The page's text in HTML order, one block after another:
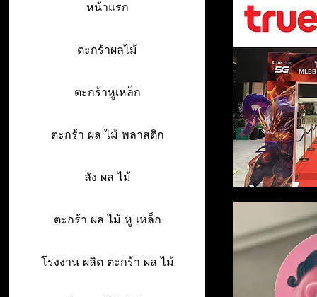
หน้าแรก
ตะกร้าผลไม้
ตะกร้าหูเหล็ก
ตะกร้า ผล ไม้ พลาสติก
ลัง ผล ไม้
ตะกร้า ผล ไม้ หู เหล็ก
โรงงาน ผลิต ตะกร้า ผล ไม้